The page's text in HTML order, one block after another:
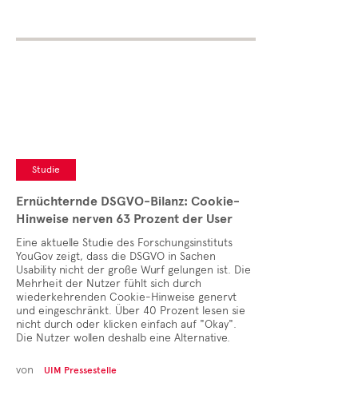
Studie
Ernüchternde DSGVO-Bilanz: Cookie-
Hinweise nerven 63 Prozent der User
Eine aktuelle Studie des Forschungsinstituts
YouGov zeigt, dass die DSGVO in Sachen
Usability nicht der große Wurf gelungen ist. Die
Mehrheit der Nutzer fühlt sich durch
wiederkehrenden Cookie-Hinweise genervt
und eingeschränkt. Über 40 Prozent lesen sie
nicht durch oder klicken einfach auf "Okay".
Die Nutzer wollen deshalb eine Alternative.
von UIM Pressestelle